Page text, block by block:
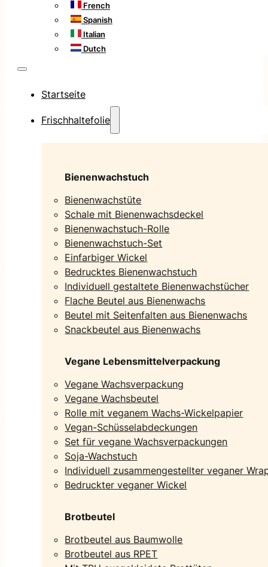
French
Spanish
Italian
Dutch
Startseite
Frischhaltefolie
Bienenwachstuch
Bienenwachstüte
Schale mit Bienenwachsdeckel
Bienenwachstuch-Rolle
Bienenwachstuch-Set
Einfarbiger Wickel
Bedrucktes Bienenwachstuch
Individuell gestaltete Bienenwachstücher
Flache Beutel aus Bienenwachs
Beutel mit Seitenfalten aus Bienenwachs
Snackbeutel aus Bienenwachs
Vegane Lebensmittelverpackung
Vegane Wachsverpackung
Vegane Wachsbeutel
Rolle mit veganem Wachs-Wickelpapier
Vegan-Schüsselabdeckungen
Set für vegane Wachsverpackungen
Soja-Wachstuch
Individuell zusammengestellter veganer
Bedruckter veganer Wickel
Brotbeutel
Brotbeutel aus Baumwolle
Brotbeutel aus RPET